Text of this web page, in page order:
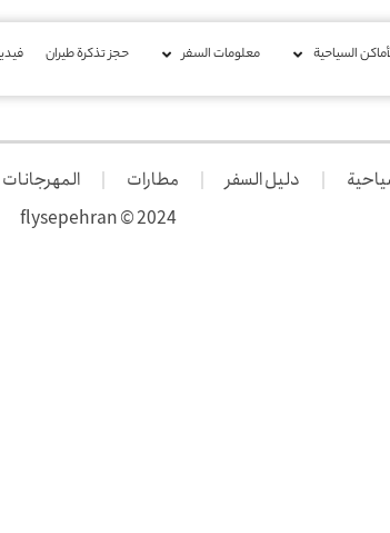
السياحية معلومات السفر حجز تذكرة طيران
دليل السفر مطارات المهرجانات
2024 © flysepehran